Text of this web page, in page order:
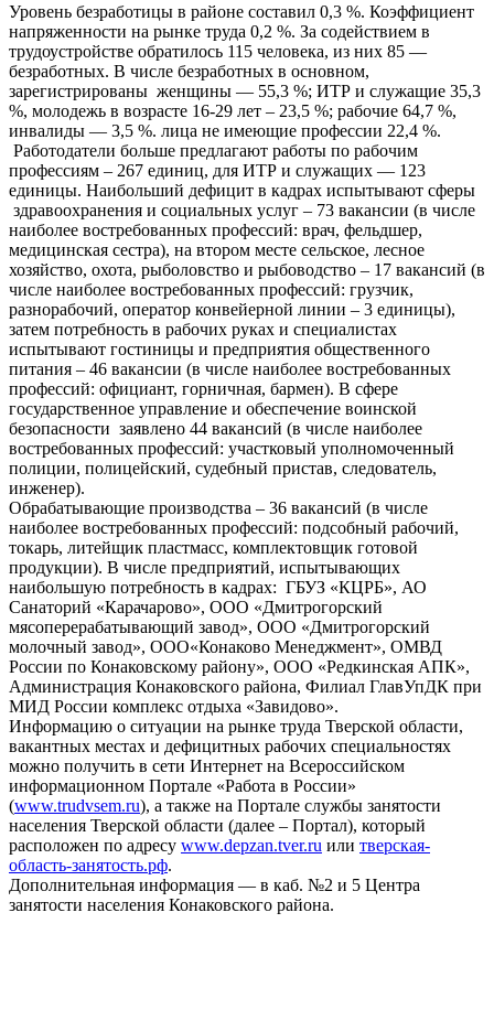
Уровень безработицы в районе составил 0,3 %. Коэффициент
напряженности на рынке труда 0,2 %. За содействием в
трудоустройстве обратилось 115 человека, из них 85 —
безработных. В числе безработных в основном,
зарегистрированы женщины — 55,3 %; ИТР и служащие 35,3
%, молодежь в возрасте 16-29 лет – 23,5 %; рабочие 64,7 %,
инвалиды — 3,5 %. лица не имеющие профессии 22,4 %.
Работодатели больше предлагают работы по рабочим
профессиям – 267 единиц, для ИТР и служащих — 123
единицы. Наибольший дефицит в кадрах испытывают сферы
здравоохранения и социальных услуг – 73 вакансии (в числе
наиболее востребованных профессий: врач, фельдшер,
медицинская сестра), на втором месте сельское, лесное
хозяйство, охота, рыболовство и рыбоводство – 17 вакансий (в
числе наиболее востребованных профессий: грузчик,
разнорабочий, оператор конвейерной линии – 3 единицы),
затем потребность в рабочих руках и специалистах
испытывают гостиницы и предприятия общественного
питания – 46 вакансии (в числе наиболее востребованных
профессий: официант, горничная, бармен). В сфере
государственное управление и обеспечение воинской
безопасности заявлено 44 вакансий (в числе наиболее
востребованных профессий: участковый уполномоченный
полиции, полицейский, судебный пристав, следователь,
инженер).
Обрабатывающие производства – 36 вакансий (в числе
наиболее востребованных профессий: подсобный рабочий,
токарь, литейщик пластмасс, комплектовщик готовой
продукции). В числе предприятий, испытывающих
наибольшую потребность в кадрах: ГБУЗ «КЦРБ», АО
Санаторий «Карачарово», ООО «Дмитрогорский
мясоперерабатывающий завод», ООО «Дмитрогорский
молочный завод», ООО«Конаково Менеджмент», ОМВД
России по Конаковскому району», ООО «Редкинская АПК»,
Администрация Конаковского района, Филиал ГлавУпДК при
МИД России комплекс отдыха «Завидово».
Информацию о ситуации на рынке труда Тверской области,
вакантных местах и дефицитных рабочих специальностях
можно получить в сети Интернет на Всероссийском
информационном Портале «Работа в России»
(www.trudvsem.ru), а также на Портале службы занятости
населения Тверской области (далее – Портал), который
расположен по адресу www.depzan.tver.ru или тверская-
область-занятость.рф.
Дополнительная информация — в каб. №2 и 5 Центра
занятости населения Конаковского района.